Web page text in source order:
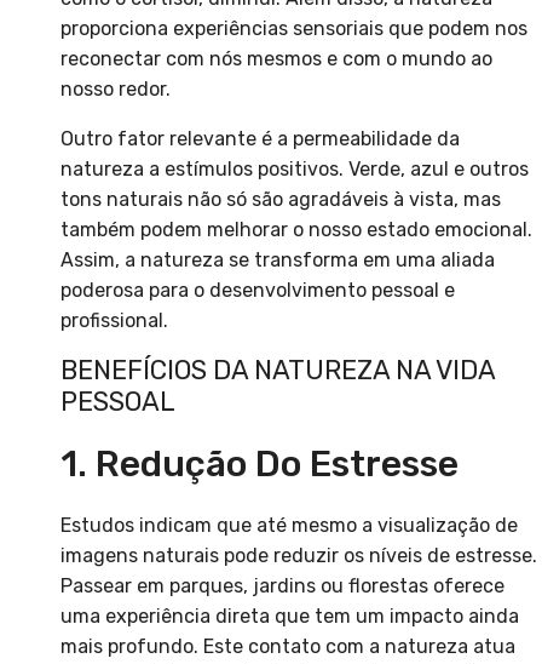
proporciona experiências sensoriais que podem nos
reconectar com nós mesmos e com o mundo ao
nosso redor.
Outro fator relevante é a permeabilidade da
natureza a estímulos positivos. Verde, azul e outros
tons naturais não só são agradáveis à vista, mas
também podem melhorar o nosso estado emocional.
Assim, a natureza se transforma em uma aliada
poderosa para o desenvolvimento pessoal e
profissional.
BENEFÍCIOS DA NATUREZA NA VIDA
PESSOAL
1. Redução Do Estresse
Estudos indicam que até mesmo a visualização de
imagens naturais pode reduzir os níveis de estresse.
Passear em parques, jardins ou florestas oferece
uma experiência direta que tem um impacto ainda
mais profundo. Este contato com a natureza atua